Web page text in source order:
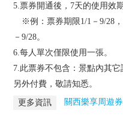
5.票券開通後，7天的使用效
※例：票券期限1/1－9/28，
－9/28。
6.每人單次僅限使用一張。
7.此票券不包含：景點內其
另外付費，敬請知悉。
更多資訊 關西樂享周遊券